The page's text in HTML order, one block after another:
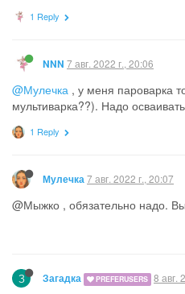
1 Reply
NNN 7 авг. 2022 г., 20:06
@Мулечка , у меня пароварка
мультиварка??). Надо
1 Reply
Мулечка7 авг. 2022 г., 20:07
@Мыжко , обязательно надо.
З Загадка PREFERUSERS 8 авг.